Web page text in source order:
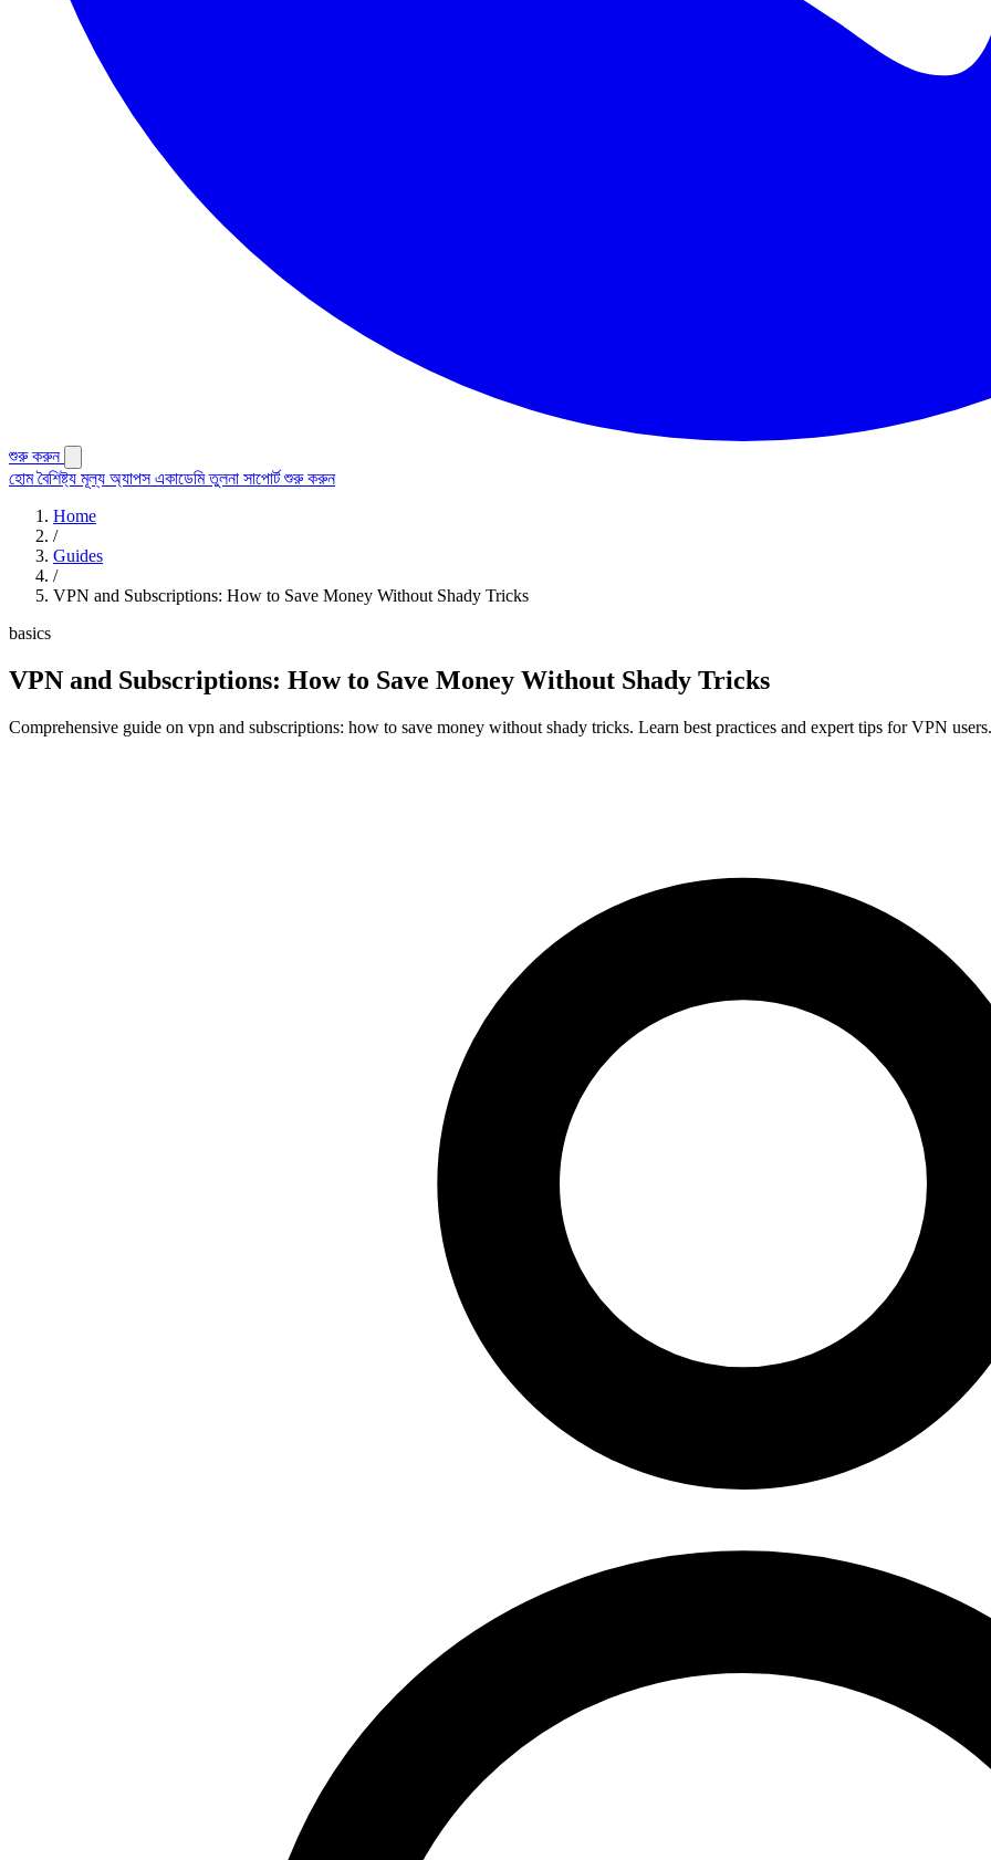
শুরু করুন
হোমবৈশিষ্ট্য মূল্য অ্যাপসএকাডেমিতুলনা সাপোর্টশুরু করুন
Home
/
Guides
/
VPN and Subscriptions: How to Save Money Without Shady Tricks
basics
VPN and Subscriptions: How to Save Money Without Shady Tricks
Comprehensive guide on vpn and subscriptions: how to save money without shady tricks. Learn best practices and expert tips for VPN users.